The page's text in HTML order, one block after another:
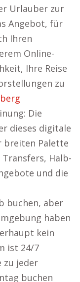
Urlauber zur
Angebot, für
Ihren
Online-
Ihre Reise
zu
Die
dieses digitale
breiten Palette
Halb-
und die
buchen, aber
haben
kein
ist 24/7
zu jeder
buchen